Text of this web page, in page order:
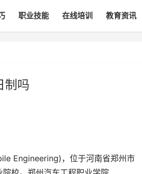
职业技能 在线培训 教育资讯
制吗
Engineering)，位于河南省郑州市